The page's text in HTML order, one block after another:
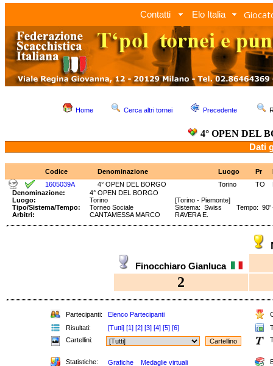
Contatti Elo Italia
Home Cerca altri tornei Precedente
4° OPEN DEL
Dati
Codice Denominazione Luogo Pr
1605039A
4° OPEN DEL BORGO Torino TO
Denominazione:
4° OPEN DEL BORGO
Luogo:
Torino
[Torino - Piemonte]
Tipo/Sistema/Tempo:
Torneo Sociale
Sistema: Swiss Tempo: 90'
Arbitri:
CANTAMESSA MARCO RAVERA E.
Finocchiaro Gianluca
2
Partecipanti: Elenco Partecipanti
Risultati:
[Tutti] [1] [2] [3] [4] [5] [6]
Cartellini:
Statistiche: Grafiche Medaglie virtuali